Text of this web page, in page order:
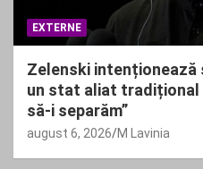
EXTERNE
Zelenski intenționează
un stat aliat tradițional
să-i separăm”
august 6, 2026 M Lavinia